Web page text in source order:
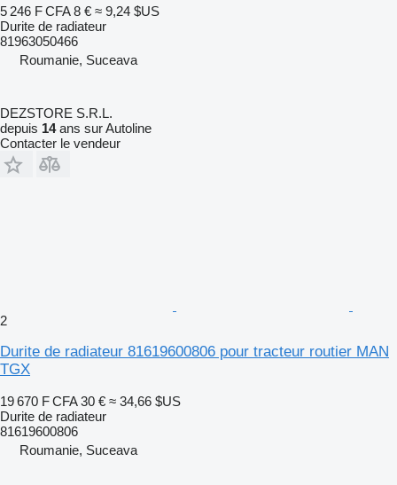
5 246 F CFA 8 € ≈ 9,24 $US
Durite de radiateur
81963050466
Roumanie, Suceava
DEZSTORE S.R.L.
depuis 14ans sur Autoline
Contacter le vendeur
2
Durite de radiateur 81619600806 pour tracteur routier MAN
TGX
19 670 F CFA 30 € ≈ 34,66 $US
Durite de radiateur
81619600806
Roumanie, Suceava